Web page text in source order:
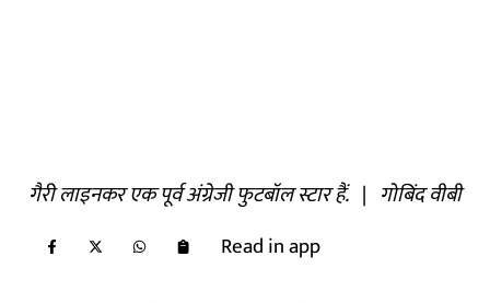
गैरी लाइनकर एक पूर्व अंग्रेजी फुटबॉल स्टार हैं. | गोबिंद वीबी
Read in app